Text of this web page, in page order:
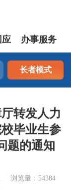
应 办事服务
长者模式
转发人力
毕业生参
题的通知
浏览量：54384